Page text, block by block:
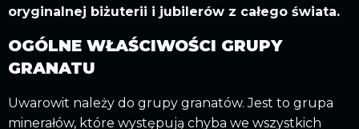
oryginalnej biżuterii i jubilerów z całego świata.
OGÓLNE WŁAŚCIWOŚCI GRUPY
GRANATU
Uwarowit należy do grupy granatów. Jest to grupa
minerałów, które występują chyba we wszystkich